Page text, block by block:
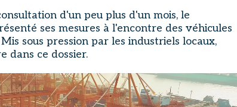
d'un peu plus d'un mois, le
ses mesures à l'encontre des véhicules
sous pression par les industriels locaux,
dans ce dossier.